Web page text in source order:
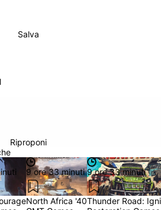
Salva
Riproponi
9 ore 33 minuti
North Africa '40
9 ore 33 minuti
Thunder Road: